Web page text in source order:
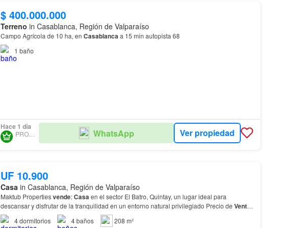
$ 400.000.000
Terreno in Casablanca, Región de Valparaíso
Campo Agrícola de 10 ha, en Casablancaa 15 min autopista 68
1 baño
Hace 1 día
PROURBE WhatsApp Ver propiedad
UF 10.900
Casa in Casablanca, Región de Valparaíso
Maktub Propertiesvende:Casaen el sector El Batro, Quintay, un lugar ideal para
descansar y disfrutar de la tranquilidad en un entorno natural privilegiado Precio de Venta:
10.900 UF…
4dormitorios 4baños
208 m²